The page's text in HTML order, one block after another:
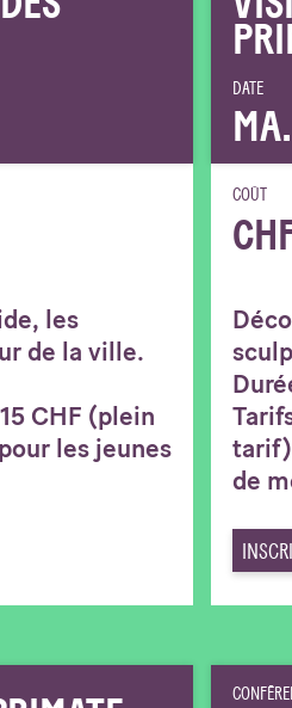
les
de la ville.
CHF (plein
les jeunes
DATE
COÛT
de